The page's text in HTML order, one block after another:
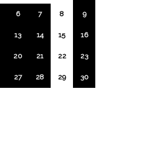
6 7 8 9
13 14 15 16
20 21 22 23
27 28 29 30